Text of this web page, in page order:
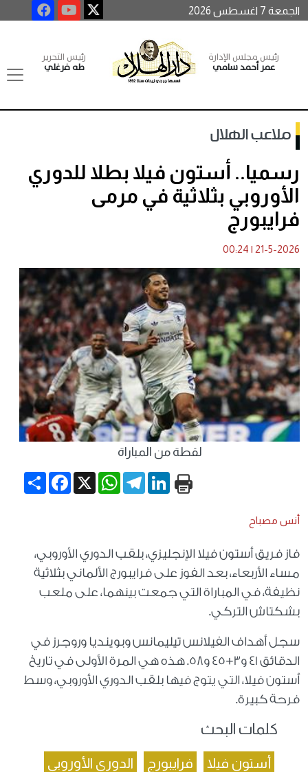
الجمعة 7 اغسطس 2026
رئيس مجلس الإدارة
عمر أحمد سامي
رئيس التحرير
طه فرغلي
ملاعب الهلال
رسميا.. أستون فيلا بطلا للدوري
الأوروبي بثلاثية في مرمى
فرايبورج
21-5-2026
|
00:24
لقطة من المباراة
Share
Facebook X
WhatsApp
TelegramLinkedIn
أنس مصباح
فاز فريق أستون فيلا الإنجليزي، بلقب الدوري الأوروبي،
مساء الأربعاء، بعد الفوز على فرايبورج الألماني بثلاثية
نظيفة، في المباراة التي جمعت بينهما، على ملعب
بشكتاش التركي.
سجل أهداف الفيلانس تيليمانس وبوينديا وروجرز في
الدقائق 41 و3+45 و58. هذه هي المرة الأولى في تاريخ
أستون فيلا، التي يتوج فيها بلقب الدوري الأوروبي، وسط
فرحة كبيرة.
كلمات البحث
أستون فيلا فرايبورج الدوري الأوروبي